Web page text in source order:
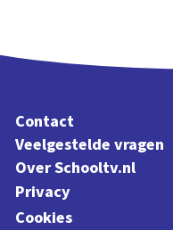
Contact
Veelgestelde vragen
Over Schooltv.nl
Privacy
Cookies